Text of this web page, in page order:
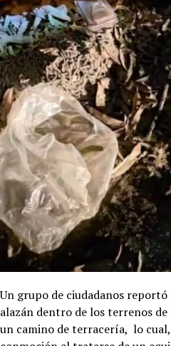
Un grupo de ciudadanos
alazán dentro de los terrenos
un camino de terracería, lo